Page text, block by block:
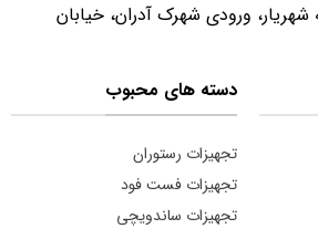
شهریار، ورودی شهرک آدران، خیابان
دسته های محبوب
تجهیزات رستوران
تجهیزات فست فود
تجهیزات ساندویچی